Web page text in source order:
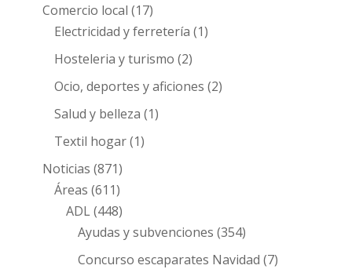
Comercio local (17)
Electricidad y ferretería (1)
Hosteleria y turismo (2)
Ocio, deportes y aficiones (2)
Salud y belleza (1)
Textil hogar(1)
Noticias (871)
Áreas (611)
ADL(448)
Ayudas y subvenciones (354)
Concurso escaparates Navidad (7)